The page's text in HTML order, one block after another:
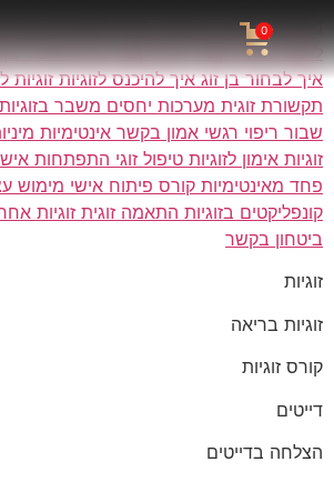
0
זוגיות
זוגיות בריאה
קורס זוגיות
דייטים
הצלחה בדייטים